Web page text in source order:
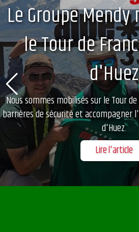
Le Groupe
le Tour de
d'Huez
Nous sommes mobilisés sur le Tour
barrières de sécurité et accompagner
d'Huez.
Lire l'article